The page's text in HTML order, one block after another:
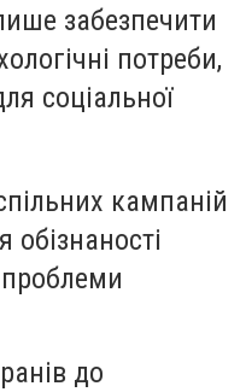
забезпечити
потреби,
соціальної
кампаній
до